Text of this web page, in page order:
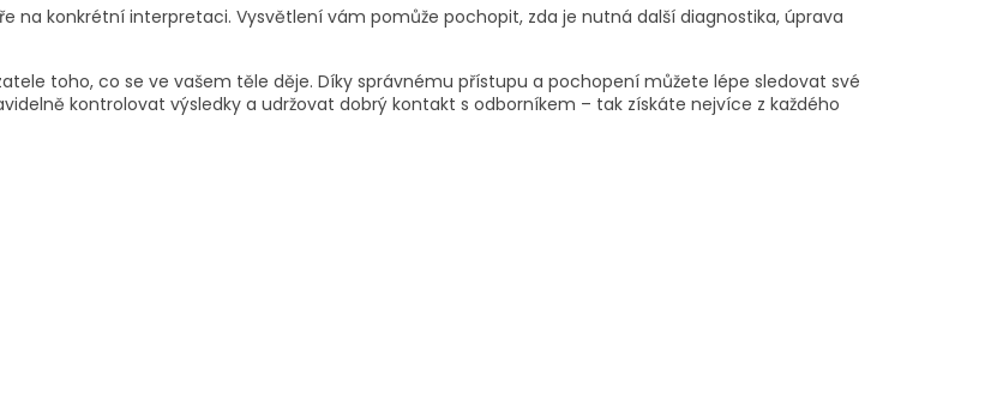
na konkrétní interpretaci. Vysvětlení vám pomůže pochopit, zda je nutná další diagnostika, úprava
toho, co se ve vašem těle děje. Díky správnému přístupu a pochopení můžete lépe sledovat své
kontrolovat výsledky a udržovat dobrý kontakt s odborníkem – tak získáte nejvíce z každého